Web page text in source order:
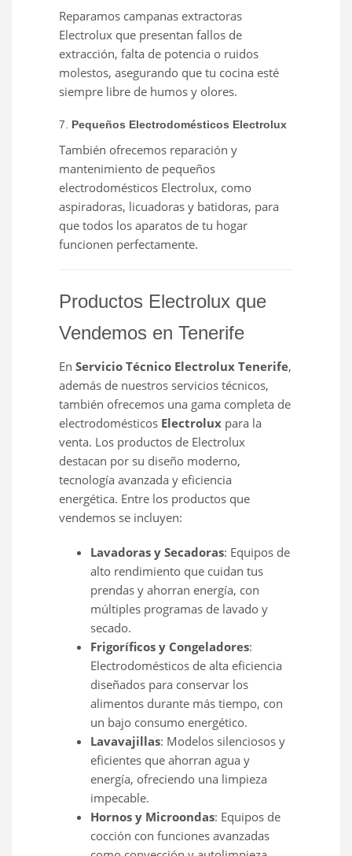
Reparamos campanas extractoras
Electrolux que presentan fallos de
extracción, falta de potencia o ruidos
molestos, asegurando que tu cocina esté
siempre libre de humos y olores.
7. Pequeños Electrodomésticos Electrolux
También ofrecemos reparación y
mantenimiento de pequeños
electrodomésticos Electrolux, como
aspiradoras, licuadoras y batidoras, para
que todos los aparatos de tu hogar
funcionen perfectamente.
Productos Electrolux que
Vendemos en Tenerife
En Servicio Técnico Electrolux Tenerife,
además de nuestros servicios técnicos,
también ofrecemos una gama completa de
electrodomésticos Electrolux para la
venta. Los productos de Electrolux
destacan por su diseño moderno,
tecnología avanzada y eficiencia
energética. Entre los productos que
vendemos se incluyen:
Lavadoras y Secadoras: Equipos de
alto rendimiento que cuidan tus
prendas y ahorran energía, con
múltiples programas de lavado y
secado.
Frigoríficos y Congeladores:
Electrodomésticos de alta eficiencia
diseñados para conservar los
alimentos durante más tiempo, con
un bajo consumo energético.
Lavavajillas: Modelos silenciosos y
eficientes que ahorran agua y
energía, ofreciendo una limpieza
impecable.
Hornos y Microondas: Equipos de
cocción con funciones avanzadas